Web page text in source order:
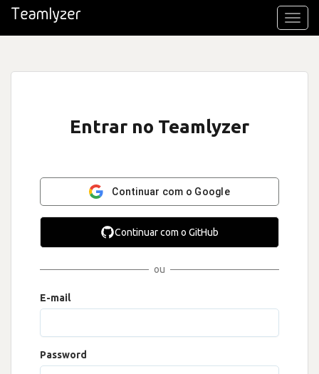
Entrar no Teamlyzer
Continuar com o Google
Continuar com o GitHub
ou
E-mail
Password